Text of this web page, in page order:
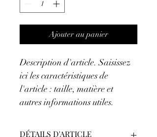
Ajouter au panier
Description d'article. Saisissez
ici les caractéristiques de
l'article : taille, matière et
autres informations utiles.
DÉTAILS D'ARTICLE